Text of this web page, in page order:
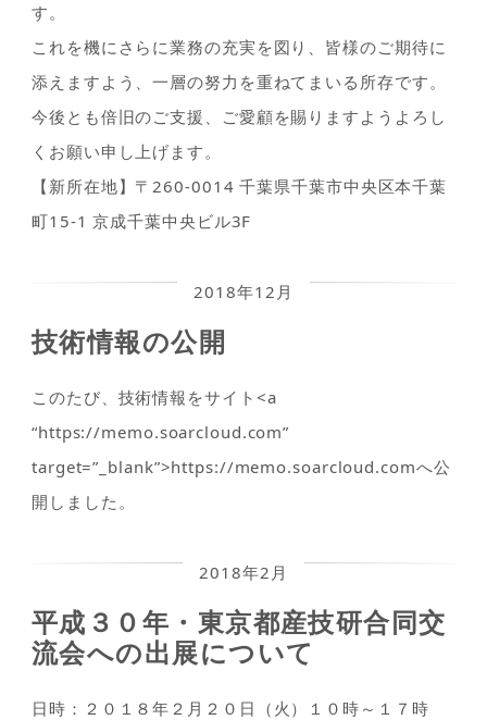
す。
これを機にさらに業務の充実を図り、皆様のご期待に
添えますよう、一層の努力を重ねてまいる所存です。
今後とも倍旧のご支援、ご愛顧を賜りますようよろし
くお願い申し上げます。
【新所在地】〒260-0014 千葉県千葉市中央区本千葉
町15-1 京成千葉中央ビル3F
2018年12月
技術情報の公開
このたび、技術情報をサイト<a
“https://memo.soarcloud.com”
target=”_blank”>https://memo.soarcloud.comへ公
開しました。
2018年2月
平成３０年・東京都産技研合同交
流会への出展について
日時：２０１８年２月２０日（火）１０時～１７時